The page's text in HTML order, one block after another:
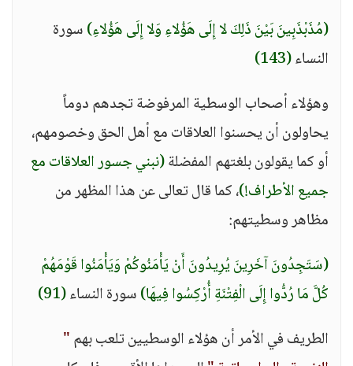
(مُذَبْذَبِينَ بَيْنَ ذَلِكَ لا إِلَى هَؤُلاءِ وَلا إِلَى هَؤُلاءِ)سورة
النساء(143)
وهؤلاء أصحاب الوسطية المرفوضة تجدهم دوماً
يحاولون أن يحسنوا العلاقات مع أهل الحق وخصومهم،
أو كما يقولون بلغتهم المفضلة(نبني جسور العلاقات مع
جميع الأطراف!)، كما قال تعالى عن هذا المظهر من
مظاهر وسطيتهم:
(سَتَجِدُونَ آخَرِينَ يُرِيدُونَ أَنْ يَأْمَنُوكُمْ وَيَأْمَنُوا قَوْمَهُمْ
كُلَّ مَا رُدُّوا إِلَى الْفِتْنَةِ أُرْكِسُوا فِيهَا)سورة النساء(91)
الطريف في الأمر أن هؤلاء الوسطيين تلعب بهم"